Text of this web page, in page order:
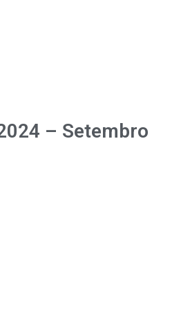
– Setembro